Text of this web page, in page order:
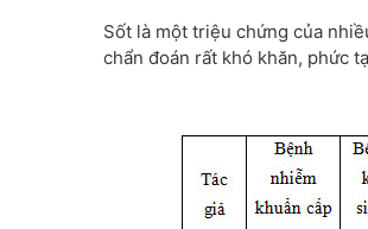
Sốt là một triệu chứng của
chẩn đoán rất khó khăn, phức